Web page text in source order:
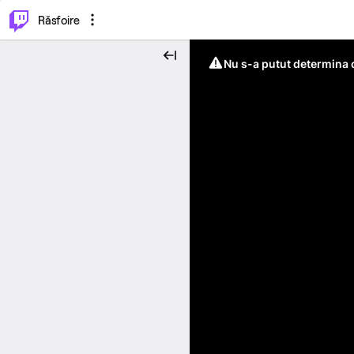
Răsfoire
Nu s-a putut